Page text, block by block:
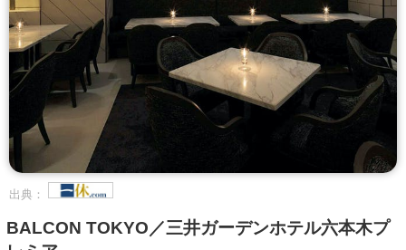
出典：
BALCON TOKYO／三井ガーデンホテル六本木プ